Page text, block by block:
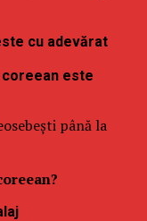
cu adevărat
coreean este
până la